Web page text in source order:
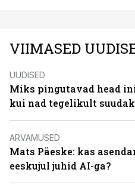
VIIMASED
UUDISED
Miks pingutavad head
kui nad tegelikult
ARVAMUSED
Mats Päeske: kas
eeskujul juhid AI-ga?